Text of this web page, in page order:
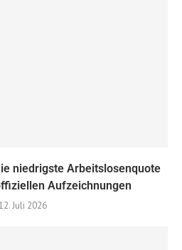
niedrigste Arbeitslosenquote
Aufzeichnungen
Juli 2026